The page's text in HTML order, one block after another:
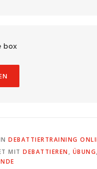
box
DEBATTIERTRAINING
MIT DEBATTIEREN, ÜBUNG,